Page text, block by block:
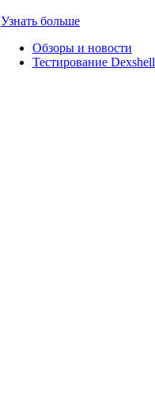
Узнать больше
Обзоры и новости
Тестирование Dexshell